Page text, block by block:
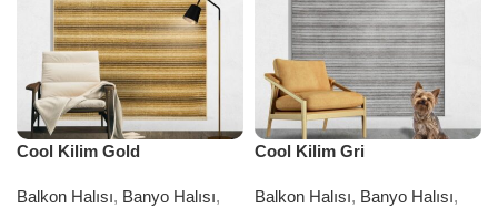
Cool Kilim Gold
Balkon Halısı, Banyo Halısı,
Cool Kilim Gri
Balkon Halısı, Banyo Halısı,